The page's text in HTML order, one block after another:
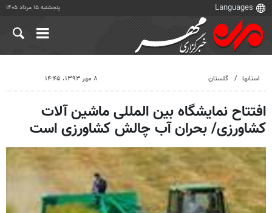
پنجشنبه ۱۵ مرداد ۱۴۰۵
استانها گلستان ۸ مهر ۱۳۹۳، ۱۴:۴۵
افتتاح نمایشگاه بین المللی ماشین آلات
کشاورزی/ بحران آب چالش کشاورزی است